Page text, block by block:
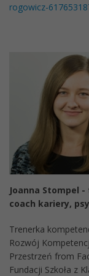
rogowicz-
Joanna Stompel
coach kariery,
Trenerka
Rozwój
Przestrzeń from
Fundacji Szkoła z